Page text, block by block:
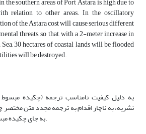
relation to other areas. In the oscillatory
of the Astara cost will cause serious different
threats, so that, with a 2-meter increase in
30 hectares of coastal lands will be flooded
will be destroyed.
نشریه، به ناچار اقدام به ترجمه مجدد متن
به جای چکیده مبسوط انگلیسی نموده است.